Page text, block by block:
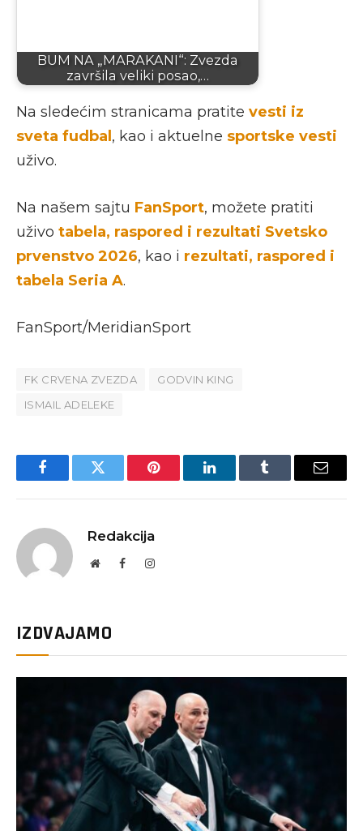
BUM NA „MARAKANI“: Zvezda
završila veliki posao,…
Na sledećim stranicama pratite vesti iz
sveta fudbal , kao i aktuelne sportske vesti
uživo.
Na našem sajtu FanSport, možete pratiti
uživo tabela, raspored i rezultati Svetsko
prvenstvo 2026, kao i rezultati, raspored i
tabela Seria A.
FanSport/MeridianSport
FK CRVENA ZVEZDA
GODVIN KING
ISMAIL ADELEKE
FacebookTwitter Pinterest LinkedInTumblr Email
Redakcija
WebsiteFacebookInstagram
IZDVAJAMO